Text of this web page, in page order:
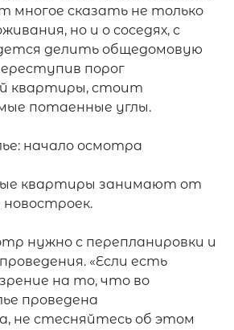
многое сказать не только
но и о соседях, с
делить общедомовую
порог
квартиры, стоит
потаенные углы.
начало осмотра
квартиры занимают от
новостроек.
нужно с перепланировки и
«Если есть
на то, что во
проведена
не стесняйтесь об этом